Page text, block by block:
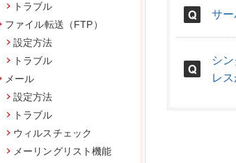
サー
シ
レ
トラブル
ファイル転送（FTP）
設定方法
トラブル
メール
設定方法
トラブル
ウィルスチェック
メーリングリスト機能